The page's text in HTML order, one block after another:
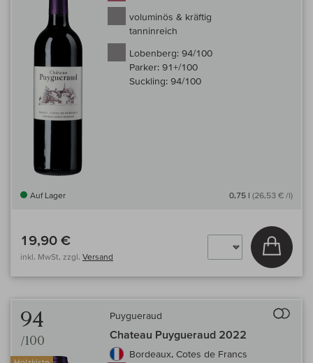
voluminös & kräftig
tanninreich
Lobenberg: 94/100
Parker: 91+/100
Suckling: 94/100
Auf Lager 0,75 l (26,53 € /l)
19,90 €
inkl. MwSt, zzgl. Versand
In
94
/100
Puygueraud
Chateau Puygueraud 2022
Bordeaux, Cotes de Francs